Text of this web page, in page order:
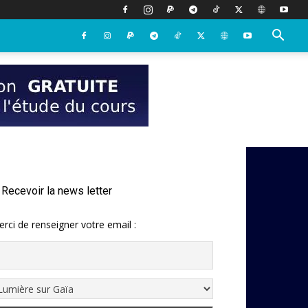
Recevoir la news letter
de renseigner votre email :